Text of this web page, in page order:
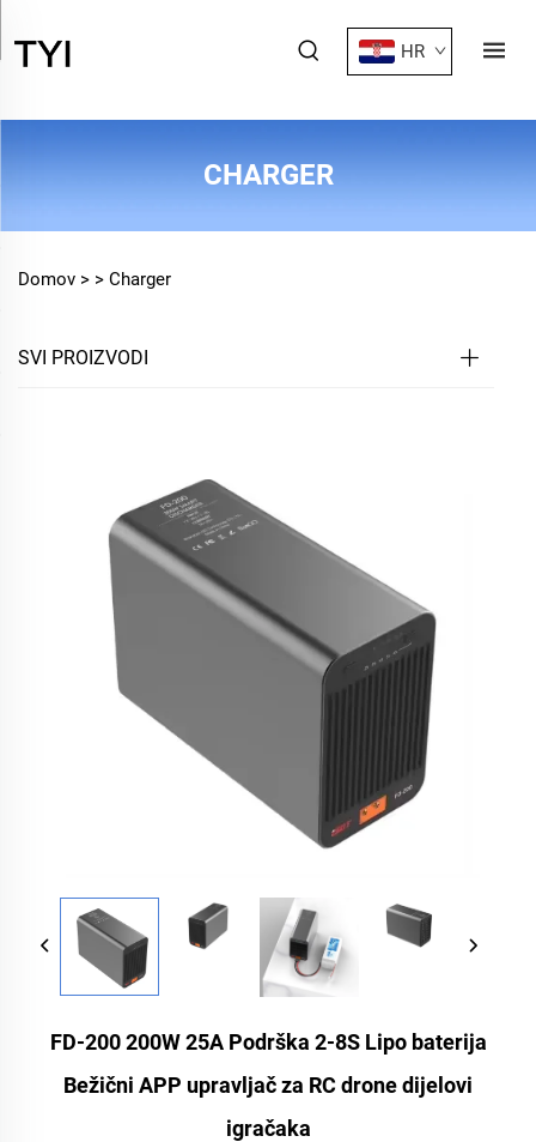
HR
CHARGER
Domov > > Charger
SVI PROIZVODI
FD-200 200W 25A Podrška 2-8S Lipo baterija
Bežični APP upravljač za RC drone dijelovi
igračaka